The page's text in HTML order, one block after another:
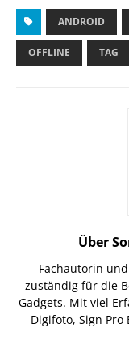
ANDROID
OFFLINE TAG
Über
Fachautorin
zuständig für die
Gadgets. Mit viel
Digifoto, Sign Pro